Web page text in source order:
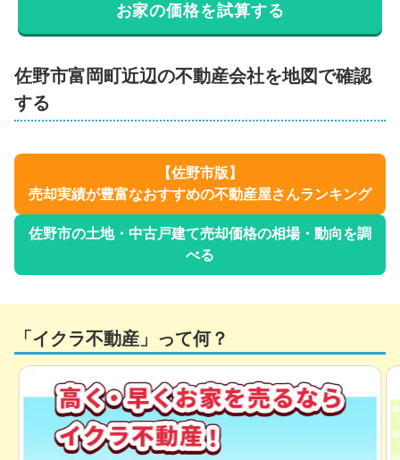
お家の価格を試算する
佐野市富岡町近辺の不動産会社を地図で確認
する
【佐野市版】
売却実績が豊富なおすすめの不動産屋さんランキング
佐野市の土地・中古戸建て売却価格の相場・動向を調
べる
「イクラ不動産」って何？